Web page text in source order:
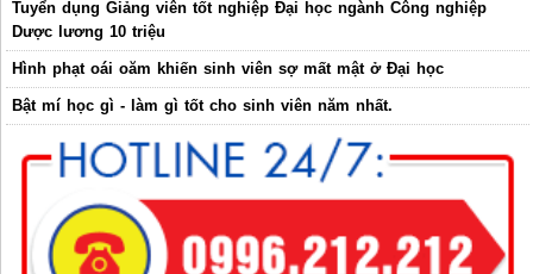
Tuyển dụng Giảng viên tốt nghiệp Đại học ngành Công nghiệp
Dược lương 10 triệu
Hình phạt oái oăm khiến sinh viên sợ mất mật ở Đại học
Bật mí học gì - làm gì tốt cho sinh viên năm nhất.